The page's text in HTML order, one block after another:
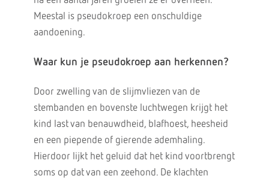
Meestal is pseudokroep een onschuldige
aandoening.
Waar kun je pseudokroep aan herkennen?
Door zwelling van de slijmvliezen van de
stembanden en bovenste luchtwegen krijgt het
kind last van benauwdheid, blafhoest, heesheid
en een piepende of gierende ademhaling.
Hierdoor lijkt het geluid dat het kind voortbrengt
soms op dat van een zeehond. De klachten